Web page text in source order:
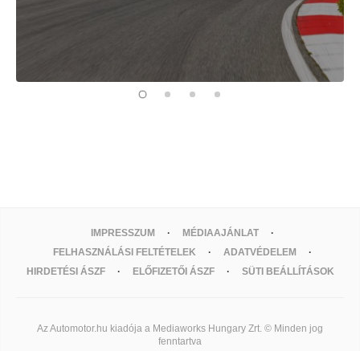
IMPRESSZUM
MÉDIAAJÁNLAT
FELHASZNÁLÁSI FELTÉTELEK
ADATVÉDELEM
HIRDETÉSI ÁSZF
ELŐFIZETŐI ÁSZF SÜTI BEÁLLÍTÁSOK
Az Automotor.hu kiadója a Mediaworks Hungary Zrt. © Minden jog
fenntartva